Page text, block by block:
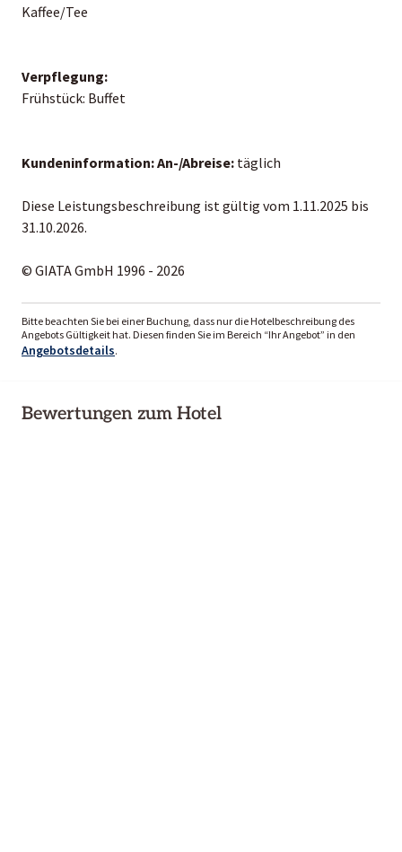
Kaffee/Tee
Verpflegung:
Frühstück: Buffet
Kundeninformation:An-/Abreise: täglich
Diese Leistungsbeschreibung ist gültig vom 1.11.2025 bis
31.10.2026.
© GIATA GmbH 1996 - 2026
Bitte beachten Sie bei einer Buchung, dass nur die Hotelbeschreibung des
Angebots Gültigkeit hat. Diesen finden Sie im Bereich “Ihr Angebot” in den
Angebotsdetails.
Bewertungen zum Hotel